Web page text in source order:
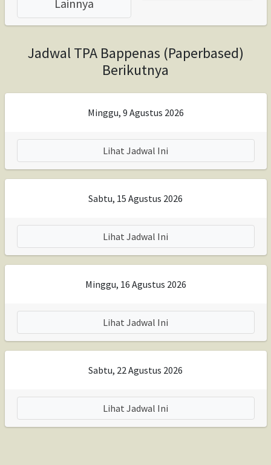
Lainnya
Jadwal TPA Bappenas (Paperbased)
Berikutnya
Minggu, 9 Agustus 2026
Lihat Jadwal Ini
Sabtu, 15 Agustus 2026
Lihat Jadwal Ini
Minggu, 16 Agustus 2026
Lihat Jadwal Ini
Sabtu, 22 Agustus 2026
Lihat Jadwal Ini